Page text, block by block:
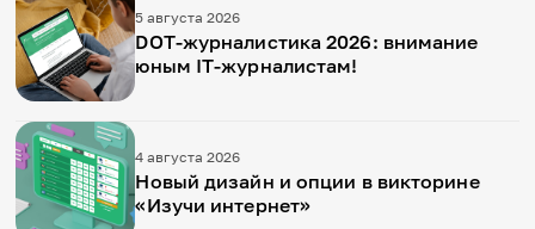
5 августа 2026
DOT-журналистика 2026: внимание
юным IT-журналистам!
4 августа 2026
Новый дизайн и опции в викторине
«Изучи интернет»